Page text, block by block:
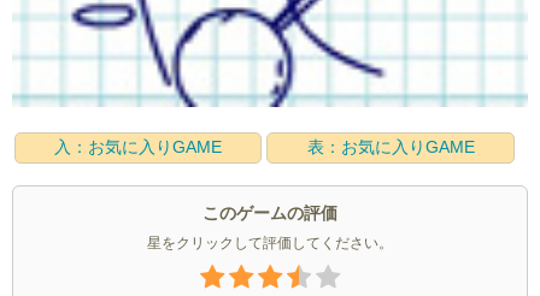
入：お気に入りGAME 表：お気に入りGAME
このゲームの評価
星をクリックして評価してください。